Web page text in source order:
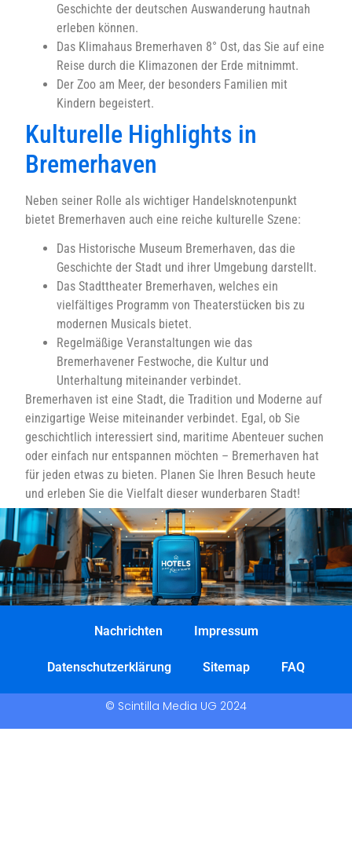
Geschichte der deutschen Auswanderung hautnah
erleben können.
Das Klimahaus Bremerhaven 8° Ost, das Sie auf eine
Reise durch die Klimazonen der Erde mitnimmt.
Der Zoo am Meer, der besonders Familien mit
Kindern begeistert.
Kulturelle Highlights in
Bremerhaven
Neben seiner Rolle als wichtiger Handelsknotenpunkt
bietet Bremerhaven auch eine reiche kulturelle Szene:
Das Historische Museum Bremerhaven, das die
Geschichte der Stadt und ihrer Umgebung darstellt.
Das Stadttheater Bremerhaven, welches ein
vielfältiges Programm von Theaterstücken bis zu
modernen Musicals bietet.
Regelmäßige Veranstaltungen wie das
Bremerhavener Festwoche, die Kultur und
Unterhaltung miteinander verbindet.
Bremerhaven ist eine Stadt, die Tradition und Moderne auf
einzigartige Weise miteinander verbindet. Egal, ob Sie
geschichtlich interessiert sind, maritime Abenteuer suchen
oder einfach nur entspannen möchten – Bremerhaven hat
für jeden etwas zu bieten. Planen Sie Ihren Besuch heute
und erleben Sie die Vielfalt dieser wunderbaren Stadt!
Nachrichten Impressum
Datenschutzerklärung Sitemap FAQ
© Scintilla Media UG 2024